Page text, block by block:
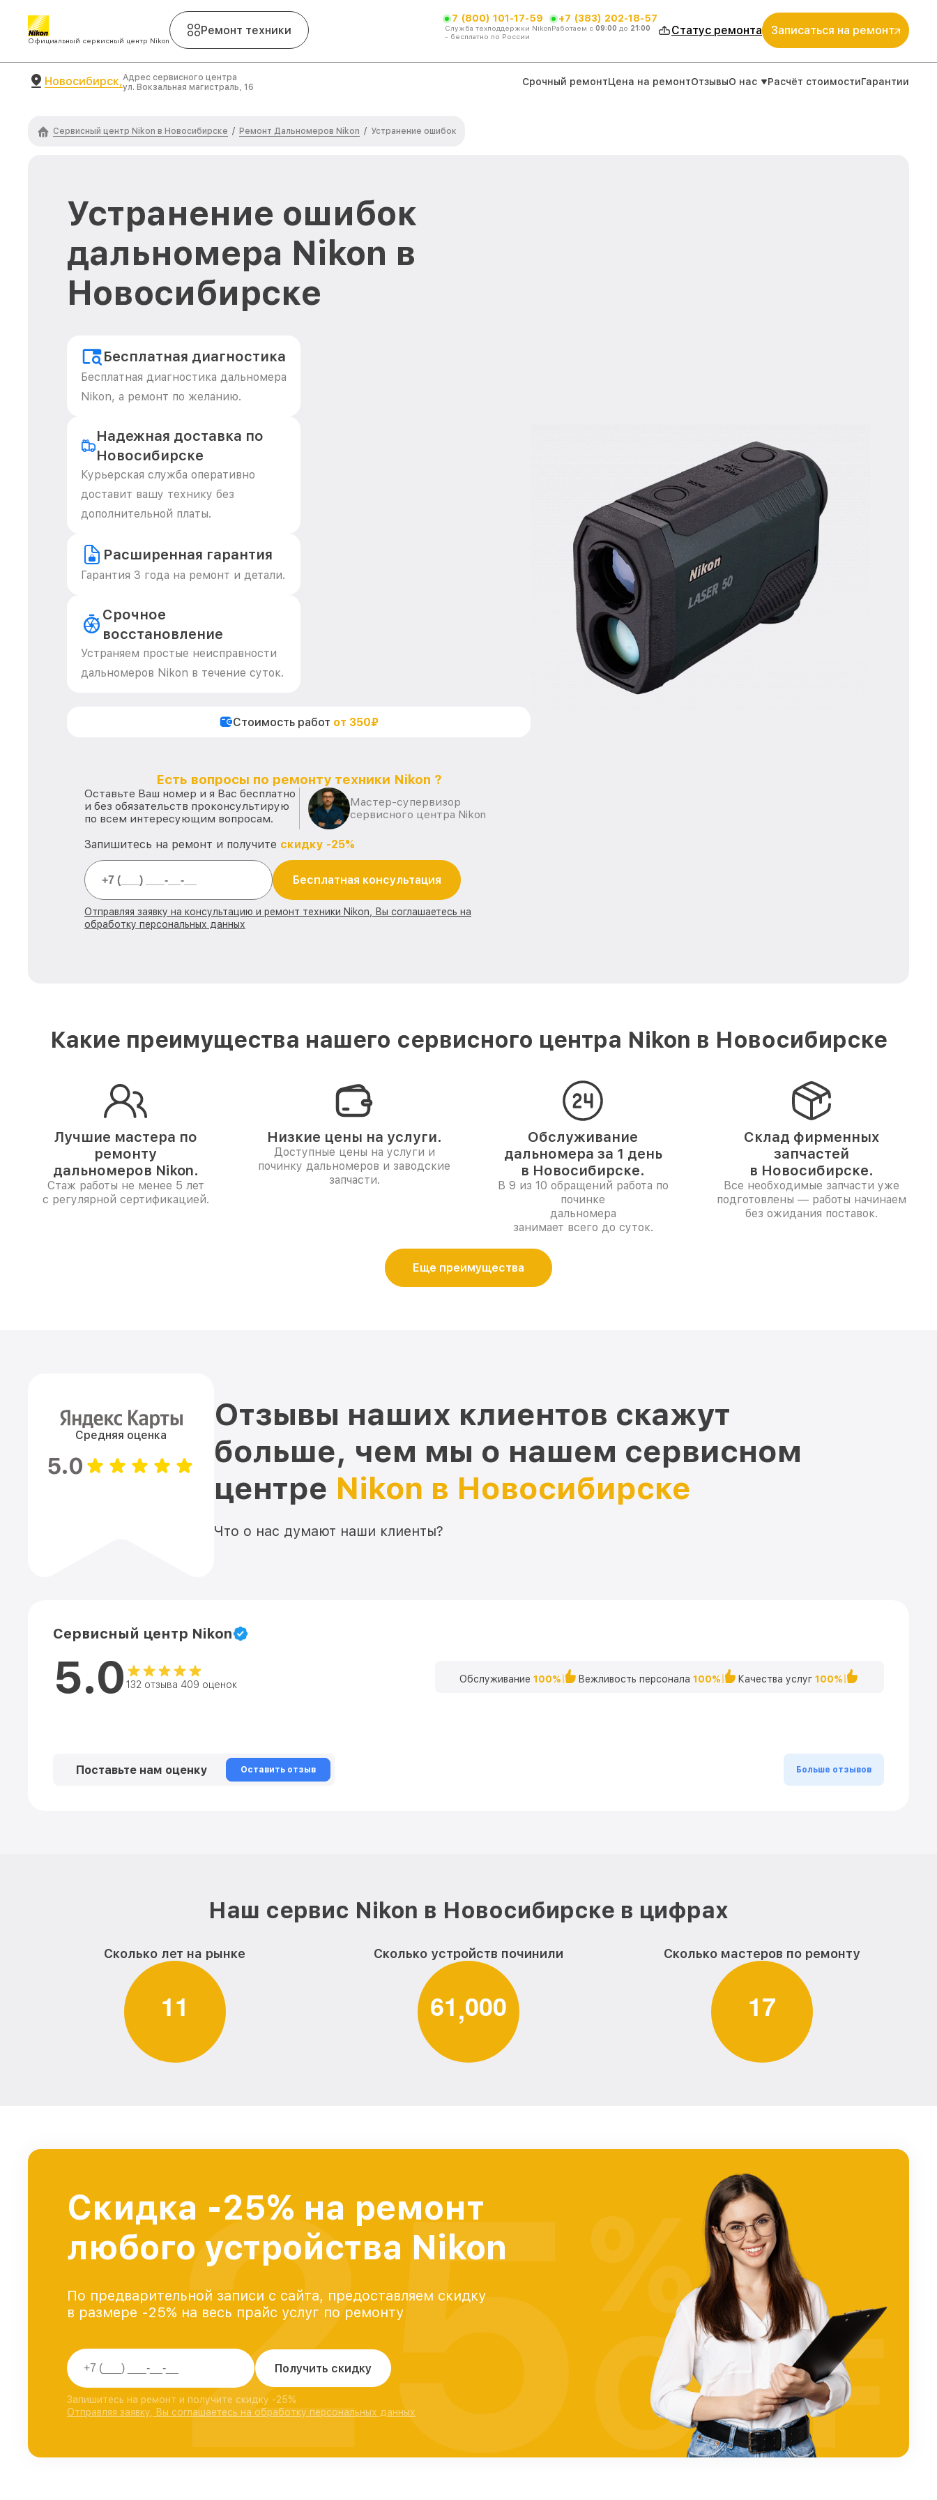
Официальный сервисный центр Nikon
Ремонт техники
7 (800) 101-17-59
Служба техподдержки Nikon
- бесплатно по России
+7 (383) 202-18-57
Работаем с 09:00 до 21:00 Статус ремонта Записаться на ремонт
Новосибирск,Адрес сервисного центра
ул. Вокзальная магистраль, 16
Срочный ремонтЦена на ремонтОтзывыО нас Расчёт стоимостиГарантии
Сервисный центр Nikon в Новосибирске / Ремонт Дальномеров Nikon / Устранение ошибок
Устранение ошибок
дальномера Nikon в
Новосибирске
Бесплатная диагностика
Бесплатная диагностика дальномера
Nikon, а ремонт по желанию.
Надежная доставка по
Новосибирске
Курьерская служба оперативно
доставит вашу технику без
дополнительной платы.
Расширенная гарантия
Гарантия 3 года на ремонт и детали.
Срочное
восстановление
Устраняем простые неисправности
дальномеров Nikon в течение суток.
Стоимость работ от 350₽
Есть вопросы по ремонту техники Nikon ?
Оставьте Ваш номер и я Вас бесплатно
и без обязательств проконсультирую
по всем интересующим вопросам.
Мастер-супервизор
сервисного центра Nikon
Запишитесь на ремонт и получите скидку -25%
Бесплатная консультация
Отправляя заявку на консультацию и ремонт техники Nikon, Вы соглашаетесь на
обработку персональных данных
Какие преимущества нашего сервисного центра Nikon в Новосибирске
Лучшие мастера по
ремонту
дальномеров Nikon.
Стаж работы не менее 5 лет
с регулярной сертификацией.
Низкие цены на услуги.
Доступные цены на услуги и
починку дальномеров и заводские
запчасти.
Обслуживание
дальномера за 1 день
в Новосибирске.
В 9 из 10 обращений работа по
починке
дальномера
занимает всего до суток.
Склад фирменных
запчастей
в Новосибирске.
Все необходимые запчасти уже
подготовлены — работы начинаем
без ожидания поставок.
Еще преимущества
Средняя оценка
5.0
Отзывы наших клиентов скажут
больше, чем мы о нашем сервисном
центре Nikon в Новосибирске
Что о нас думают наши клиенты?
Сервисный центр Nikon
5.0 132 отзыва 409 оценок Обслуживание 100% Вежливость персонала 100% Качества услуг 100%
Поставьте нам оценку Оставить отзыв Больше отзывов
Наш сервис Nikon в Новосибирске в цифрах
Сколько лет на рынке
11
Сколько устройств починили
61,000
Сколько мастеров по ремонту
17
Скидка -25% на ремонт
любого устройства Nikon
По предварительной записи с сайта, предоставляем скидку
в размере -25% на весь прайс услуг по ремонту
Получить скидку
Запишитесь на ремонт и получите скидку -25%
Отправляя заявку, Вы соглашаетесь на обработку персональных данных
25 %
OFF